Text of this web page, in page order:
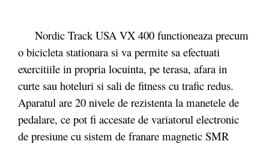
Nordic Track USA VX 400 functioneaza precum
o bicicleta stationara si va permite sa efectuati
exercitiile in propria locuinta, pe terasa, afara in
curte sau hoteluri si sali de fitness cu trafic redus.
Aparatul are 20 nivele de rezistenta la manetele de
pedalare, ce pot fi accesate de variatorul electronic
de presiune cu sistem de franare magnetic SMR